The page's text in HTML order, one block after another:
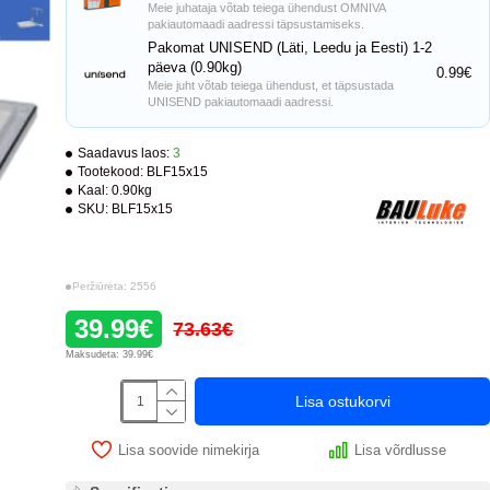
Saadavus laos: 3
Tootekood: BLF15x15
Kaal: 0.90kg
SKU: BLF15x15
Peržiūrėta: 2556
39.99€ 73.63€
Maksudeta: 39.99€
Meie juhataja võtab teiega ühendust OMNIVA
pakiautomaadi aadressi täpsustamiseks.
Pakomat UNISEND (Läti, Leedu ja Eesti) 1-2
päeva (0.90kg)
Meie juht võtab teiega ühendust, et täpsustada
UNISEND pakiautomaadi aadressi.
0.99€
Lisa ostukorvi
Lisa soovide nimekirja Lisa võrdlusse